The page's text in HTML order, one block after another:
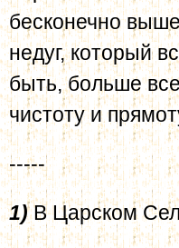
бесконечно
недуг, который
быть, больше
чистоту и
-----
1)В Царском